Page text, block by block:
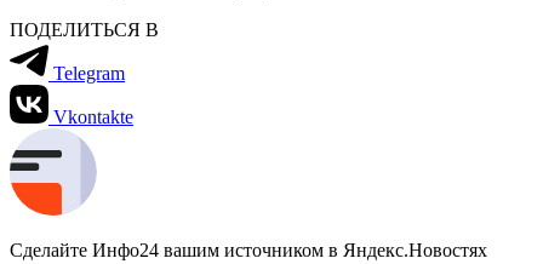
ПОДЕЛИТЬСЯ В
Telegram
Vkontakte
Сделайте Инфо24 вашим источником в Яндекс.Новостях